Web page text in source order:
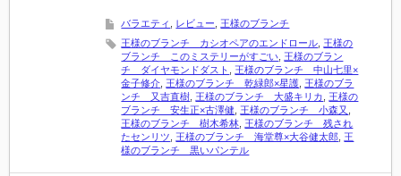
バラエティ レビュー
王様のブランチ
王様のブランチ カシオペアのエンドロール 王様の
ブランチ このミステリーがすごい 王様のブラン
チ ダイヤモンドダスト
王様のブランチ 中山七里×
金子修介 王様のブランチ 乾緑郎×星護 王様のブラ
ンチ 又吉直樹 王様のブランチ 大盛キリカ
王様の
ブランチ 安生正×古澤健
王様のブランチ 小森又
王様のブランチ 樹木希林 王様のブランチ 残され
たセンリツ
王様のブランチ 海堂尊×大谷健太郎 王
様のブランチ 黒いパンテル